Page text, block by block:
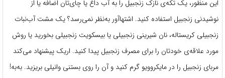
این منظور، یک تکه‌ی نازک زنجبیل را به آب داغ یا چای‌تان اضافه یا از
نوشیدنی زنجبیل استفاده کنید. اشتهاآور به‌نظر نمی‌رسد؟ یک مشت آب‌نبات
زنجبیلی کریستاله، نان شیرینی زنجبیلی یا بیسکویت زنجبیلی بخورید یا روش
مورد علاقه‌ی خودتان را برای مصرف زنجبیل پیدا کنید. اریک پیشنهاد می‌کند
مربای زنجبیل را در مایکروویو گرم کنید و آن را روی بستنی وانیلی بریزید. به‌‌به!